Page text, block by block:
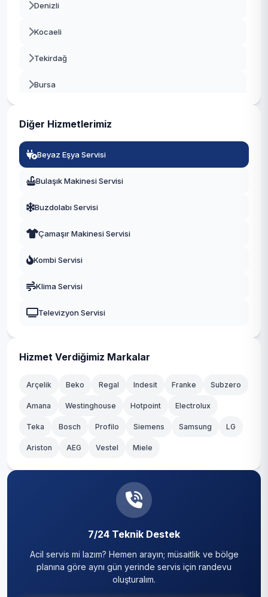
Denizli
Kocaeli
Tekirdağ
Bursa
Diğer Hizmetlerimiz
Beyaz Eşya Servisi
Bulaşık Makinesi Servisi
Buzdolabı Servisi
Çamaşır Makinesi Servisi
Kombi Servisi
Klima Servisi
Televizyon Servisi
Hizmet Verdiğimiz Markalar
Arçelik Beko Regal Indesit Franke Subzero
Amana Westinghouse Hotpoint Electrolux
Teka Bosch Profilo Siemens Samsung LG
Ariston AEG Vestel Miele
7/24 Teknik Destek
Acil servis mi lazım? Hemen arayın; müsaitlik ve bölge
planına göre aynı gün yerinde servis için randevu
oluşturalım.